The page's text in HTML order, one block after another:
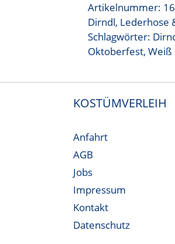
Artikelnummer:
Dirndl, Lederhose
Schlagwörter:
Oktoberfest,Weiß
KOSTÜMVERLEIH
Anfahrt
AGB
Jobs
Impressum
Kontakt
Datenschutz